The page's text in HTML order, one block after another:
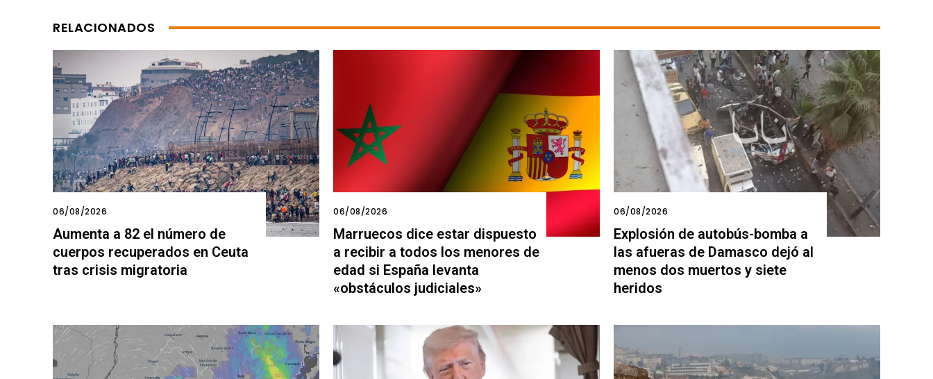
RELACIONADOS
06/08/2026
Aumenta a 82 el número de
cuerpos recuperados en Ceuta
tras crisis migratoria
06/08/2026
Marruecos dice estar dispuesto
a recibir a todos los menores de
edad si España levanta
«obstáculos judiciales»
06/08/2026
Explosión de autobús-bomba a
las afueras de Damasco dejó al
menos dos muertos y siete
heridos